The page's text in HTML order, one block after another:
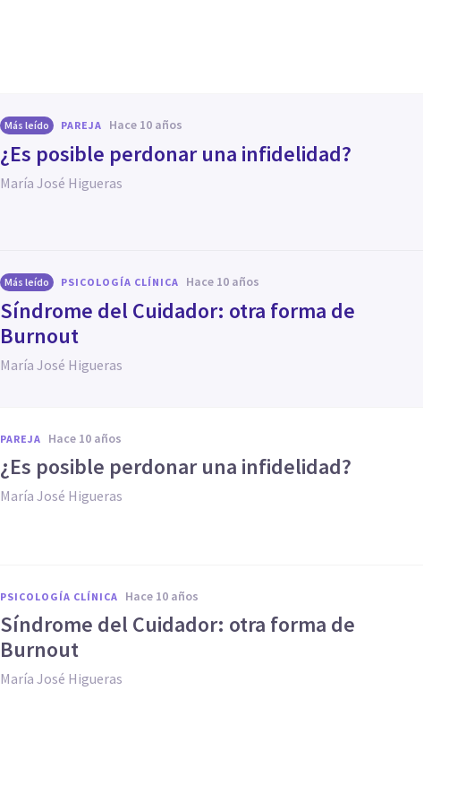
Más leído PAREJA hace 10 años
​¿Es posible perdonar una infidelidad?
María José Higueras
Más leído PSICOLOGÍA CLÍNICA hace 10 años
​Síndrome del Cuidador: otra forma de
Burnout
María José Higueras
PAREJA hace 10 años
​¿Es posible perdonar una infidelidad?
María José Higueras
PSICOLOGÍA CLÍNICA hace 10 años
​Síndrome del Cuidador: otra forma de
Burnout
María José Higueras